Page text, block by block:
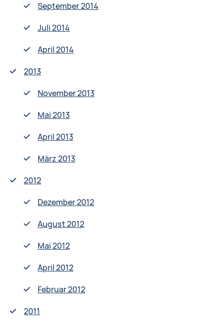
September 2014
Juli 2014
April 2014
2013
November 2013
Mai 2013
April 2013
März 2013
2012
Dezember 2012
August 2012
Mai 2012
April 2012
Februar 2012
2011